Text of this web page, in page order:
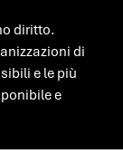
diritto.
di
e le più
e